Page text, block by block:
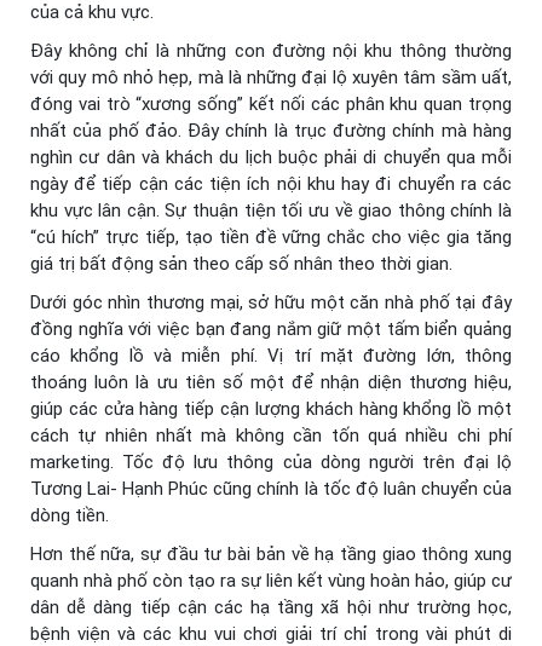
của cả khu vực.
Đây không chỉ là những con đường nội khu thông thường
với quy mô nhỏ hẹp, mà là những đại lộ xuyên tâm sầm uất,
đóng vai trò “xương sống” kết nối các phân khu quan trọng
nhất của phố đảo. Đây chính là trục đường chính mà hàng
nghìn cư dân và khách du lịch buộc phải di chuyển qua mỗi
ngày để tiếp cận các tiện ích nội khu hay đi chuyển ra các
khu vực lân cận. Sự thuận tiện tối ưu về giao thông chính là
“cú hích” trực tiếp, tạo tiền đề vững chắc cho việc gia tăng
giá trị bất động sản theo cấp số nhân theo thời gian.
Dưới góc nhìn thương mại, sở hữu một căn nhà phố tại đây
đồng nghĩa với việc bạn đang nắm giữ một tấm biển quảng
cáo khổng lồ và miễn phí. Vị trí mặt đường lớn, thông
thoáng luôn là ưu tiên số một để nhận diện thương hiệu,
giúp các cửa hàng tiếp cận lượng khách hàng khổng lồ một
cách tự nhiên nhất mà không cần tốn quá nhiều chi phí
marketing. Tốc độ lưu thông của dòng người trên đại lộ
Tương Lai- Hạnh Phúc cũng chính là tốc độ luân chuyển của
dòng tiền.
Hơn thế nữa, sự đầu tư bài bản về hạ tầng giao thông xung
quanh nhà phố còn tạo ra sự liên kết vùng hoàn hảo, giúp cư
dân dễ dàng tiếp cận các hạ tầng xã hội như trường học,
bệnh viện và các khu vui chơi giải trí chỉ trong vài phút di